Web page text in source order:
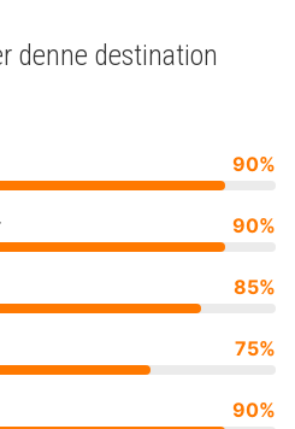
denne destination
90%
90%
85%
75%
90%